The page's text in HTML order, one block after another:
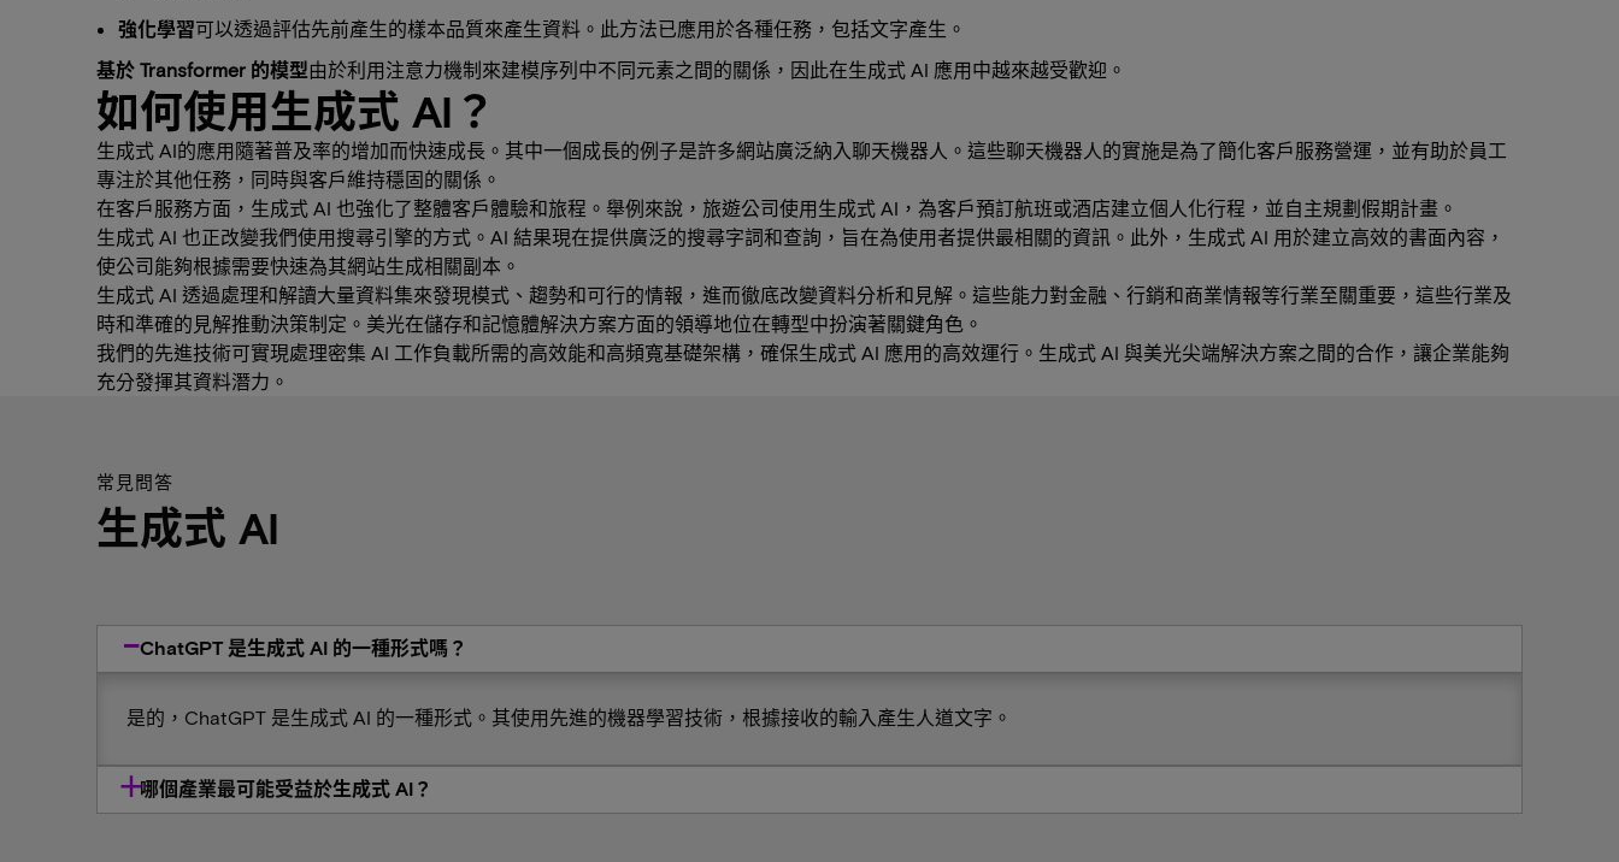
強化學習可以透過評估先前產生的樣本品質來產生資料。此方法已應用於各種任務，包括文字產生。
基於 Transformer 的模型由於利用注意力機制來建模序列中不同元素之間的關係，因此在生成式 AI 應用中越來越受歡迎。
如何使用生成式 AI？
生成式 AI的應用隨著普及率的增加而快速成長。其中一個成長的例子是許多網站廣泛納入聊天機器人。這些聊天機器人的實施是為了簡化客戶服務營運，並有助於員工
專注於其他任務，同時與客戶維持穩固的關係。
在客戶服務方面，生成式 AI 也強化了整體客戶體驗和旅程。舉例來說，旅遊公司使用生成式 AI，為客戶預訂航班或酒店建立個人化行程，並自主規劃假期計畫。
生成式 AI 也正改變我們使用搜尋引擎的方式。AI 結果現在提供廣泛的搜尋字詞和查詢，旨在為使用者提供最相關的資訊。此外，生成式 AI 用於建立高效的書面內容，
使公司能夠根據需要快速為其網站生成相關副本。
生成式 AI 透過處理和解讀大量資料集來發現模式、趨勢和可行的情報，進而徹底改變資料分析和見解。這些能力對金融、行銷和商業情報等行業至關重要，這些行業及
時和準確的見解推動決策制定。美光在儲存和記憶體解決方案方面的領導地位在轉型中扮演著關鍵角色。
我們的先進技術可實現處理密集 AI 工作負載所需的高效能和高頻寬基礎架構，確保生成式 AI 應用的高效運行。生成式 AI 與美光尖端解決方案之間的合作，讓企業能夠
充分發揮其資料潛力。
常見問答
生成式 AI
ChatGPT 是生成式 AI 的一種形式嗎？
是的，ChatGPT 是生成式 AI 的一種形式。其使用先進的機器學習技術，根據接收的輸入產生人道文字。
哪個產業最可能受益於生成式 AI？